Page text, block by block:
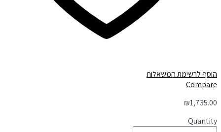
הוסף לרשימת המשאלות
Compare
₪1,735.00
Quantity